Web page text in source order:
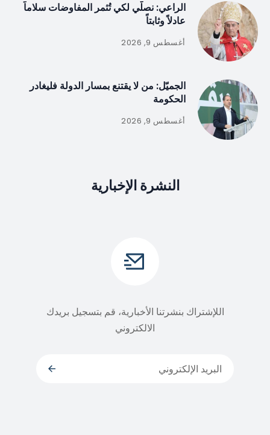
الراعي: نصلّي لكي تُثمر المفاوضات سلاماً
عادلاً وثابتاً
أغسطس 9, 2026
الجميّل: من لا يقتنع بمسار الدولة فليغادر
الحكومة
أغسطس 9, 2026
النشرة الإخبارية
اللإشتراك بنشرتنا الأخبارية، قم بتسجيل بريدك
الالكتروني